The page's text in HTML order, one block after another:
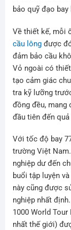
bảo quỹ đạo
Về thiết kế, mỗi
cầu lôngđược
đảm bảo cầu
Vỏ ngoài có
tạo cảm giác
tra kỹ lưỡng
đồng đều, mang
đầu tiên đến
Với tốc độ bay
trường Việt
nghiệp dư đến
buổi tập luyện
này cũng được
nghiệp nhất
1000 World
nhất thế giới)